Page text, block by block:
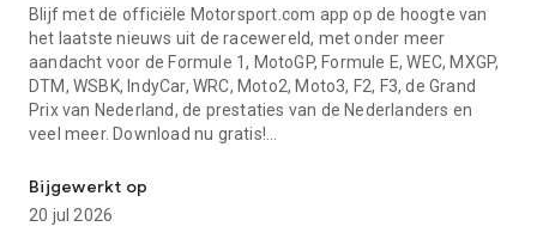
Blijf met de officiële Motorsport.com app op de hoogte van
het laatste nieuws uit de racewereld, met onder meer
aandacht voor de Formule 1, MotoGP, Formule E, WEC, MXGP,
DTM, WSBK, IndyCar, WRC, Moto2, Moto3, F2, F3, de Grand
Prix van Nederland, de prestaties van de Nederlanders en
veel meer. Download nu gratis!
◆ BELANGRIJKSTE FEATURES
• Uniek design, eenvoudig in gebruik en direct het laatste
Bijgewerkt op
20 jul 2026